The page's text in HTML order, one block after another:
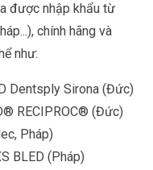
được nhập khẩu từ
chính hãng và
như:
Dentsply Sirona (Đức)
RECIPROC® (Đức)
Pháp)
BLED (Pháp)